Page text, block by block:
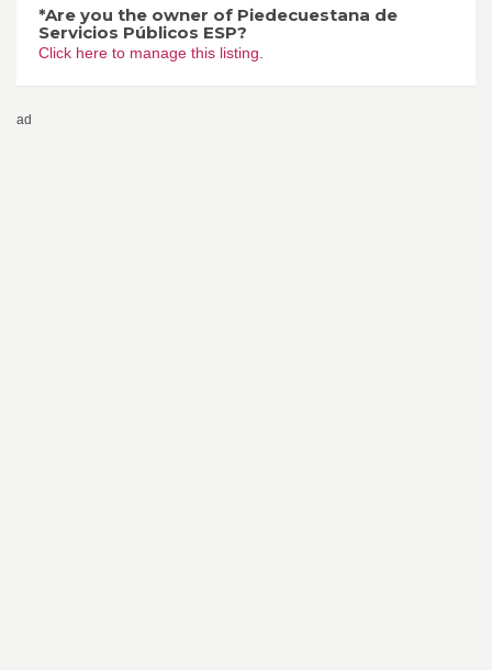
*Are you the owner of Piedecuestana de
Servicios Públicos ESP?
Click here to manage this listing.
ad